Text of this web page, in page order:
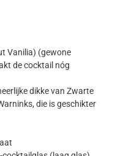
Vanilia) (gewone
de cocktail nóg
dikke van Zwarte
die is geschikter